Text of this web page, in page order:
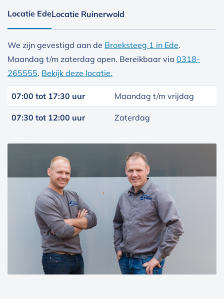
Locatie EdeLocatie Ruinerwold
We zijn gevestigd aan de Broeksteeg 1 in Ede.
Maandag t/m zaterdag open. Bereikbaar via 0318-
265555. Bekijk deze locatie.
07:00 tot 17:30 uur Maandag t/m vrijdag
07:30 tot 12:00 uur Zaterdag